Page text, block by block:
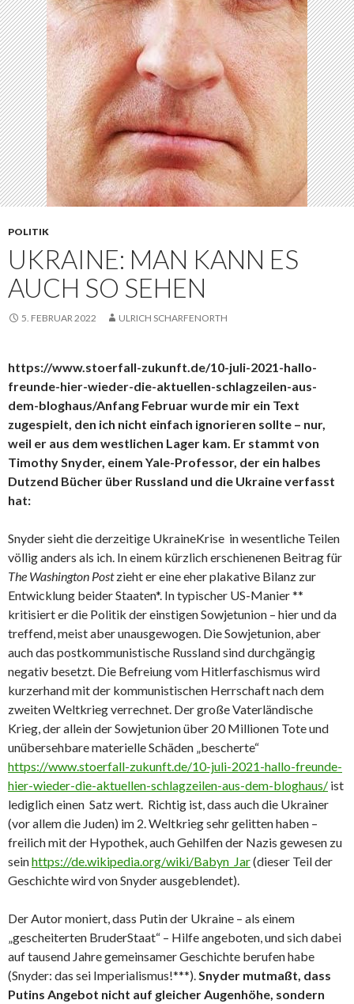
POLITIK
UKRAINE: MAN KANN ES
AUCH SO SEHEN
5. FEBRUAR 2022 ULRICH SCHARFENORTH
https://www.stoerfall-zukunft.de/10-juli-2021-hallo-
freunde-hier-wieder-die-aktuellen-schlagzeilen-aus-
dem-bloghaus/Anfang Februar wurde mir ein Text
zugespielt, den ich nicht einfach ignorieren sollte – nur,
weil er aus dem westlichen Lager kam. Er stammt von
Timothy Snyder, einem Yale-Professor, der ein halbes
Dutzend Bücher über Russland und die Ukraine verfasst
hat:
Snyder sieht die derzeitige UkraineKrise in wesentliche Teilen
völlig anders als ich. In einem kürzlich erschienenen Beitrag für
The Washington Postzieht er eine eher plakative Bilanz zur
Entwicklung beider Staaten*. In typischer US-Manier **
kritisiert er die Politik der einstigen Sowjetunion – hier und da
treffend, meist aber unausgewogen. Die Sowjetunion, aber
auch das postkommunistische Russland sind durchgängig
negativ besetzt. Die Befreiung vom Hitlerfaschismus wird
kurzerhand mit der kommunistischen Herrschaft nach dem
zweiten Weltkrieg verrechnet. Der große Vaterländische
Krieg, der allein der Sowjetunion über 20 Millionen Tote und
unübersehbare materielle Schäden „bescherte“
https://www.stoerfall-zukunft.de/10-juli-2021-hallo-freunde-
hier-wieder-die-aktuellen-schlagzeilen-aus-dem-bloghaus/ ist
lediglich einen Satz wert. Richtig ist, dass auch die Ukrainer
(vor allem die Juden) im 2. Weltkrieg sehr gelitten haben –
freilich mit der Hypothek, auch Gehilfen der Nazis gewesen zu
seinhttps://de.wikipedia.org/wiki/Babyn_Jar(dieser Teil der
Geschichte wird von Snyder ausgeblendet).
Der Autor moniert, dass Putin der Ukraine – als einem
„gescheiterten BruderStaat“ – Hilfe angeboten, und sich dabei
auf tausend Jahre gemeinsamer Geschichte berufen habe
(Snyder: das sei Imperialismus!***).Snyder mutmaßt, dass
Putins Angebot nicht auf gleicher Augenhöhe, sondern